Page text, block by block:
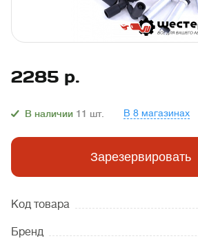
2285 р.
В наличии 11 шт. В 8 магазинах
Зарезервировать
Код товара
Бренд